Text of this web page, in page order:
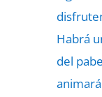
Habrá
del